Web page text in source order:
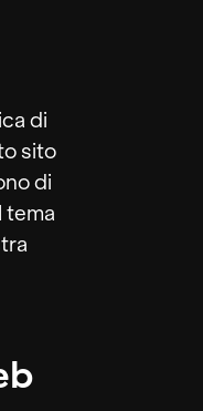
di
sito
di
tema